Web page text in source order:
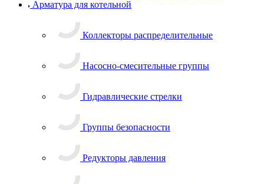
Арматура для котельной
Коллекторы распределительные
Насосно-смесительные группы
Гидравлические стрелки
Группы безопасности
Редукторы давления